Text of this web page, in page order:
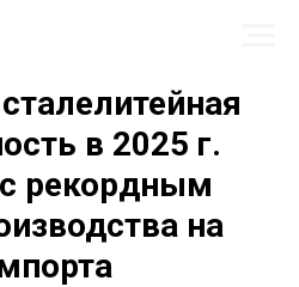
в 2025 г.
рекордным
на